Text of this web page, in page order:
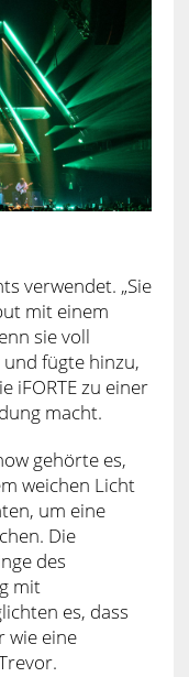
verwendet. „Sie
mit einem
sie voll
fügte hinzu,
iFORTE zu einer
macht.
gehörte es,
weichen Licht
um eine
Die
des
mit
es, dass
wie eine